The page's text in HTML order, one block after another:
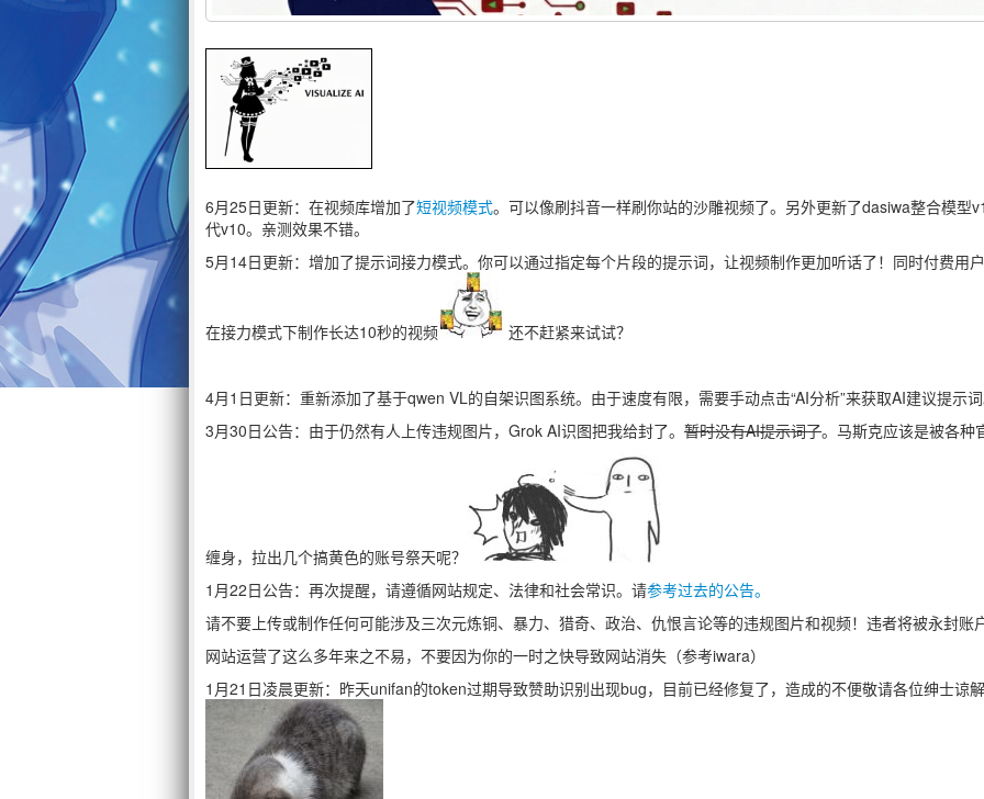
6月25日更新：在视频库增加了短视频模式。可以像刷抖音一样刷你站的沙雕视频了。另外更新了dasiwa整合模型
代v10。亲测效果不错。
5月14日更新：增加了提示词接力模式。你可以通过指定每个片段的提示词，让视频制作更加听话了！同时付费用
在接力模式下制作长达10秒的视频 还不赶紧来试试？
4月1日更新：重新添加了基于qwen VL的自架识图系统。由于速度有限，需要手动点击“AI分析”来获取AI建议提示
3月30日公告：由于仍然有人上传违规图片，Grok AI识图把我给封了。 暂时没有AI提示词了。马斯克应该是被各种
缠身，拉出几个搞黄色的账号祭天呢？
1月22日公告：再次提醒，请遵循网站规定、法律和社会常识。请参考过去的公告。
请不要上传或制作任何可能涉及三次元炼铜、暴力、猎奇、政治、仇恨言论等的违规图片和视频！违者将被永封账
网站运营了这么多年来之不易，不要因为你的一时之快导致网站消失（参考iwara）
1月21日凌晨更新：昨天unifan的token过期导致赞助识别出现bug，目前已经修复了，造成的不便敬请各位绅士谅解